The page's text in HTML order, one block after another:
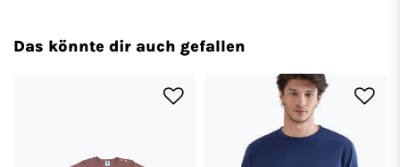
Das könnte dir auch gefallen